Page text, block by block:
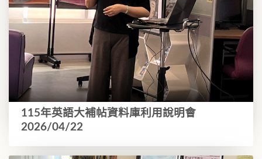
115年英語大補帖資料庫利用說明會
2026/04/22